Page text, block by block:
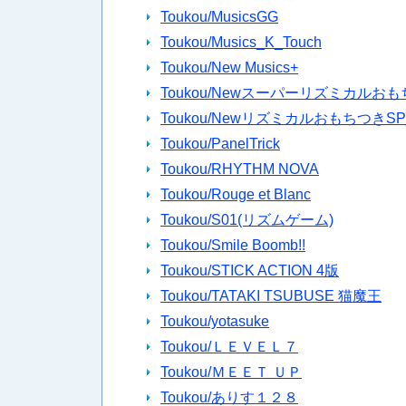
Toukou/MusicsGG
Toukou/Musics_K_Touch
Toukou/New Musics+
Toukou/Newスーパーリズミカルおも
Toukou/Newリズミカルおもちつき
Toukou/PanelTrick
Toukou/RHYTHM NOVA
Toukou/Rouge et Blanc
Toukou/S01(リズムゲーム)
Toukou/Smile Boomb!!
Toukou/STICK ACTION 4版
Toukou/TATAKI TSUBUSE 猫魔王
Toukou/yotasuke
Toukou/ＬＥＶＥＬ７
Toukou/ＭＥＥＴ ＵＰ
Toukou/ありす１２８